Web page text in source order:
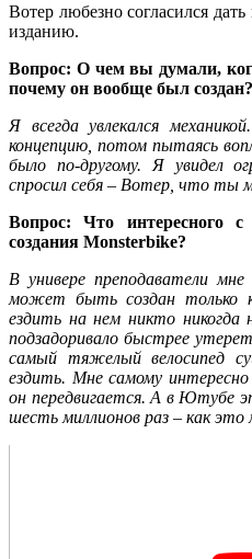
Вотер любезно согласился
изданию.
Вопрос: О чем вы думали,
почему он вообще был создан?
Я всегда увлекался
концепцию, потом пытаясь
было по-другому. Я увидел
спросил себя – Вотер, что ты
Вопрос: Что интересного
создания Monsterbike?
В универе преподаватели
может быть создан только
ездить на нем никто
подзадоривало быстрее
самый тяжелый велосипед
ездить. Мне самому
он передвигается. А в Ютубе
шесть миллионов раз – как это